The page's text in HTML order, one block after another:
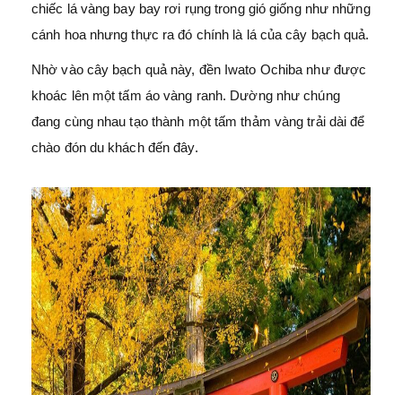
chiếc lá vàng bay bay rơi rụng trong gió giống như những
cánh hoa nhưng thực ra đó chính là lá của cây bạch quả.
Nhờ vào cây bạch quả này, đền Iwato Ochiba như được
khoác lên một tấm áo vàng ranh. Dường như chúng
đang cùng nhau tạo thành một tấm thảm vàng trải dài để
chào đón du khách đến đây.